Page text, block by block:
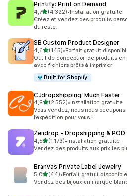
Printify: Print on Demand
4,7étoile(s) sur 5
(4 322)
4322 avis au total
•Installation gratuite
Créez et vendez des produits
du reste.
SB Custom Product Designer
4,6étoile(s) sur 5
(145)
145 avis au total
•Forfait gratuit
Outil de conception de produits
avec fichiers prêts à imprimer
Built for Shopify
CJdropshipping: Much Faster
4,9étoile(s) sur 5
(2 552)
2552 avis au total
•Installation gratuite
Vous vendez, nous nous occupons
l’expédition pour vous !
Zendrop ‑ Dropshipping & POD
4,5étoile(s) sur 5
(1 173)
1173 avis au total
•Installation gratuite
Vendez des produits aux prix les
Branvas Private Label Jewelry
5,0étoile(s) sur 5
(44)
44 avis au total
•Forfait gratuit disponible
Vendez des bijoux en marque